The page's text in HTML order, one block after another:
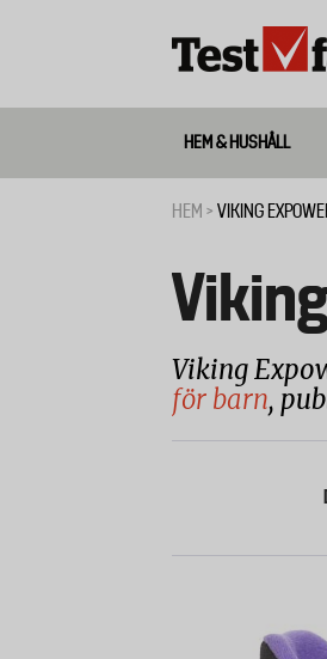
Huvudmeny
ny
HEM & HUSHÅLL
HEM VIKING
Viking
för barn,